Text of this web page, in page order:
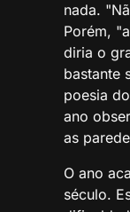
nada.
Porém,
diria o
bastante
poesia
ano
as
O ano
século.